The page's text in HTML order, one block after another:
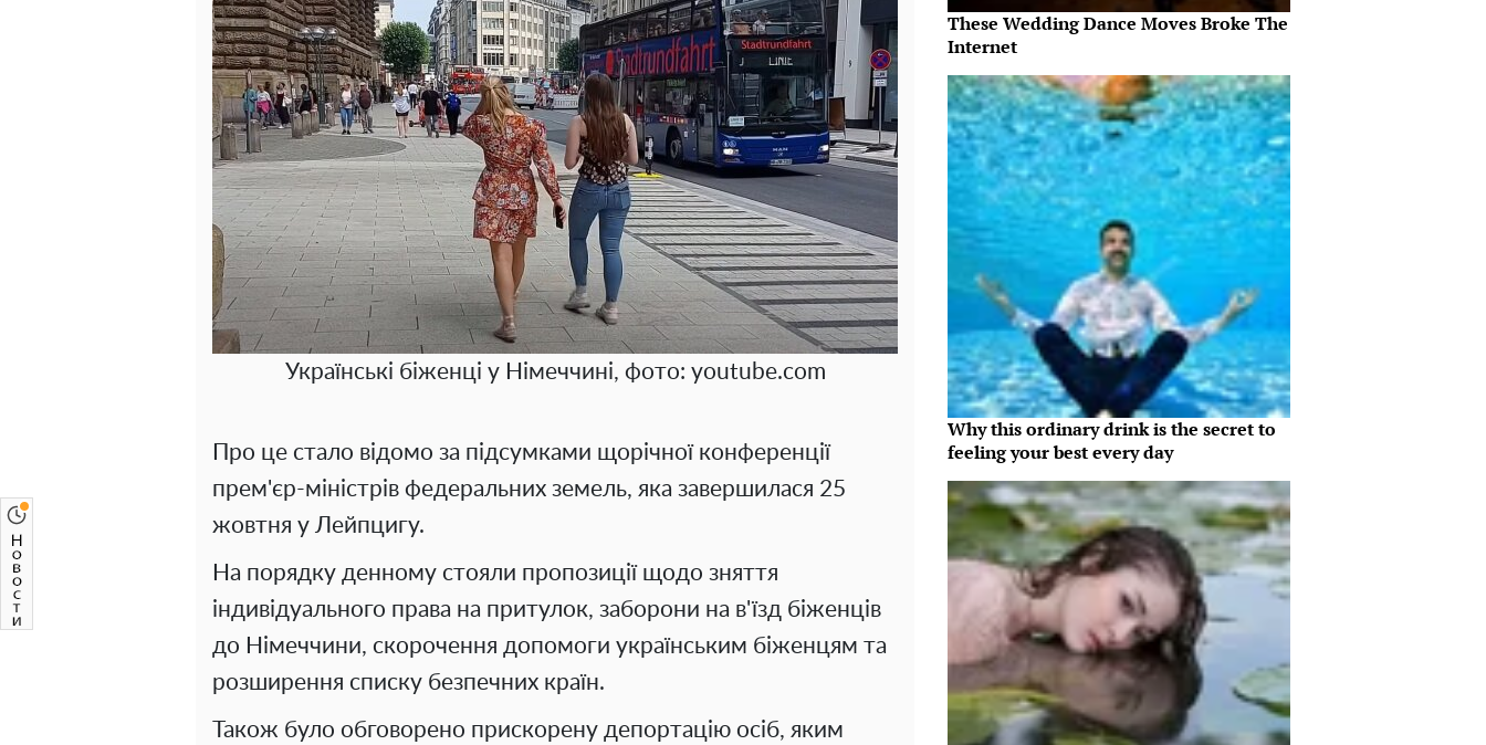
Українські біженці у Німеччині, фото: youtube.com
Про це стало відомо за підсумками щорічної конференції
прем'єр-міністрів федеральних земель, яка завершилася 25
жовтня у Лейпцигу.
На порядку денному стояли пропозиції щодо зняття
індивідуального права на притулок, заборони на в'їзд біженців
до Німеччини, скорочення допомоги українським біженцям та
розширення списку безпечних країн.
Також було обговорено прискорену депортацію осіб, яким
These Wedding Dance Moves Broke The
Internet
Why this ordinary drink is the secret to
feeling your best every day